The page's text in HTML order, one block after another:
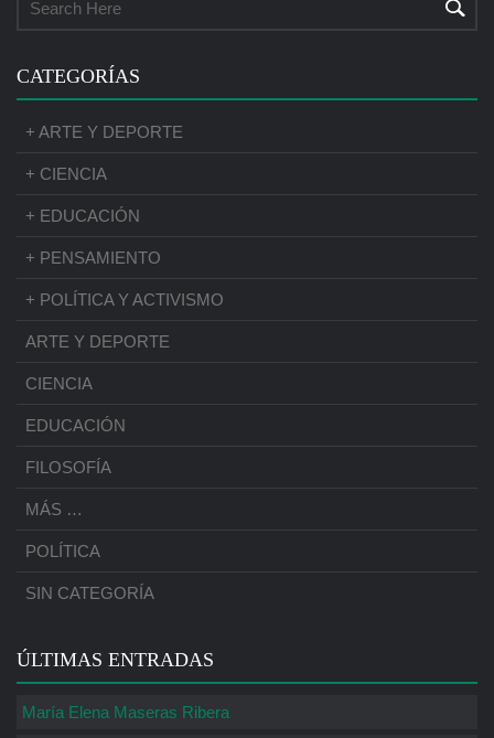
CATEGORÍAS
+ ARTE Y DEPORTE
+ CIENCIA
+ EDUCACIÓN
+ PENSAMIENTO
+ POLÍTICA Y ACTIVISMO
ARTE Y DEPORTE
CIENCIA
EDUCACIÓN
FILOSOFÍA
MÁS …
POLÍTICA
SIN CATEGORÍA
ÚLTIMAS ENTRADAS
María Elena Maseras Ribera